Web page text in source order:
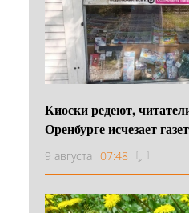
Киоски редеют,
Оренбурге исчезает
9 августа 07:48